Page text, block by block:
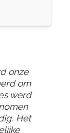
onze
om
werd
Het